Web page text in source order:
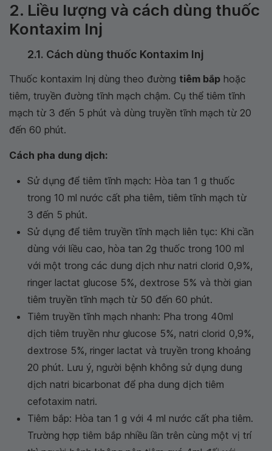
2. Liều lượng và cách dùng thuốc
Kontaxim Inj
2.1. Cách dùng thuốc Kontaxim Inj
Thuốc kontaxim Inj dùng theo đường tiêm bắp hoặc
tiêm, truyền đường tĩnh mạch chậm. Cụ thể tiêm tĩnh
mạch từ 3 đến 5 phút và dùng truyền tĩnh mạch từ 20
đến 60 phút.
Cách pha dung dịch:
Sử dụng để tiêm tĩnh mạch: Hòa tan 1 g thuốc
trong 10 ml nước cất pha tiêm, tiêm tĩnh mạch từ
3 đến 5 phút.
Sử dụng để tiêm truyền tĩnh mạch liên tục: Khi cần
dùng với liều cao, hòa tan 2g thuốc trong 100 ml
với một trong các dung dịch như natri clorid 0,9%,
ringer lactat glucose 5%, dextrose 5% và thời gian
tiêm truyền tĩnh mạch từ 50 đến 60 phút.
Tiêm truyền tĩnh mạch nhanh: Pha trong 40ml
dịch tiêm truyền như glucose 5%, natri clorid 0,9%,
dextrose 5%, ringer lactat và truyền trong khoảng
20 phút. Lưu ý, người bệnh không sử dụng dung
dịch natri bicarbonat để pha dung dịch tiêm
cefotaxim natri.
Tiêm bắp: Hòa tan 1 g với 4 ml nước cất pha tiêm.
Trường hợp tiêm bắp nhiều lần trên cùng một vị trí